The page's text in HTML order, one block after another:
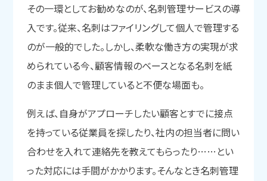
その一環としてお勧めなのが、名刺管理サービスの導
入です。従来、名刺はファイリングして個人で管理する
のが一般的でした。しかし、柔軟な働き方の実現が求
められている今、顧客情報のベースとなる名刺を紙
のまま個人で管理していると不便な場面も。
例えば、自身がアプローチしたい顧客とすでに接点
を持っている従業員を探したり、社内の担当者に問い
合わせを入れて連絡先を教えてもらったり……とい
った対応には手間がかかります。そんなとき名刺管理